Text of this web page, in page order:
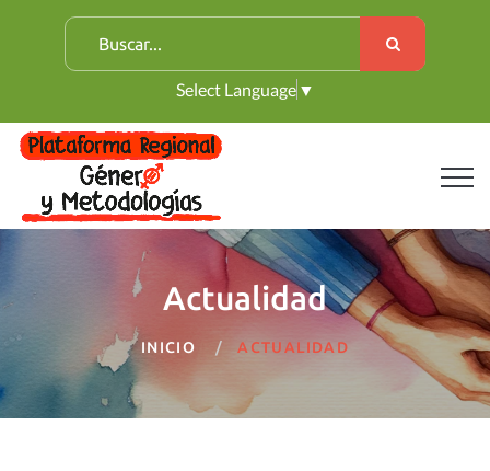
B
u
c
a
r
:
Select Language ▼
Actualidad
INICIO ACTUALIDAD